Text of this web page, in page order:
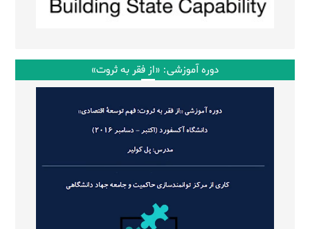
دوره آموزشی: «از فقر به ثروت»